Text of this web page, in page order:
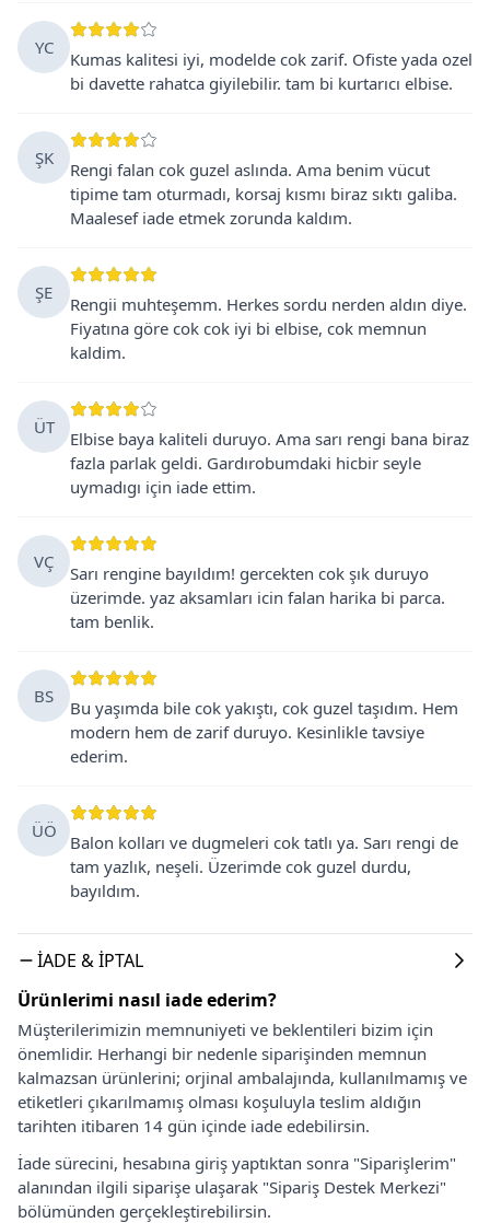
YC
Kumas kalitesi iyi, modelde cok zarif. Ofiste yada ozel
bi davette rahatca giyilebilir. tam bi kurtarıcı elbise.
ŞK
Rengi falan cok guzel aslında. Ama benim vücut
tipime tam oturmadı, korsaj kısmı biraz sıktı galiba.
Maalesef iade etmek zorunda kaldım.
ŞE
Rengii muhteşemm. Herkes sordu nerden aldın diye.
Fiyatına göre cok cok iyi bi elbise, cok memnun
kaldim.
ÜT
Elbise baya kaliteli duruyo. Ama sarı rengi bana biraz
fazla parlak geldi. Gardırobumdaki hicbir seyle
uymadıgı için iade ettim.
VÇ
Sarı rengine bayıldım! gercekten cok şık duruyo
üzerimde. yaz aksamları icin falan harika bi parca.
tam benlik.
BS
Bu yaşımda bile cok yakıştı, cok guzel taşıdım. Hem
modern hem de zarif duruyo. Kesinlikle tavsiye
ederim.
ÜÖ
Balon kolları ve dugmeleri cok tatlı ya. Sarı rengi de
tam yazlık, neşeli. Üzerimde cok guzel durdu,
bayıldım.
İADE & İPTAL
Ürünlerimi nasıl iade ederim?
Müşterilerimizin memnuniyeti ve beklentileri bizim için
önemlidir. Herhangi bir nedenle siparişinden memnun
kalmazsan ürünlerini; orjinal ambalajında, kullanılmamış ve
etiketleri çıkarılmamış olması koşuluyla teslim aldığın
tarihten itibaren 14 gün içinde iade edebilirsin.
İade sürecini, hesabına giriş yaptıktan sonra "Siparişlerim"
alanından ilgili siparişe ulaşarak "Sipariş Destek Merkezi"
bölümünden gerçekleştirebilirsin.